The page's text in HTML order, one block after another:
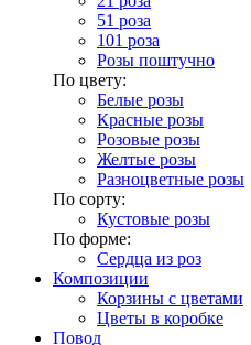
51 роза
101 роза
Розы поштучно
По цвету:
Белые розы
Красные розы
Розовые розы
Желтые розы
Разноцветные розы
По сорту:
Кустовые розы
По форме:
Сердца из роз
Композиции
Корзины с цветами
Цветы в коробке
Повод